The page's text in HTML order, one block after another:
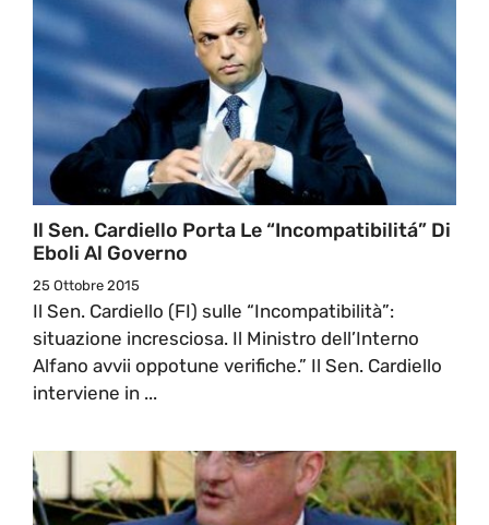
Il Sen. Cardiello Porta Le “incompatibilitá” Di
Eboli Al Governo
25 Ottobre 2015
Il Sen. Cardiello (FI) sulle “Incompatibilità”:
situazione incresciosa. Il Ministro dell’Interno
Alfano avvii oppotune verifiche.” Il Sen. Cardiello
interviene in ...